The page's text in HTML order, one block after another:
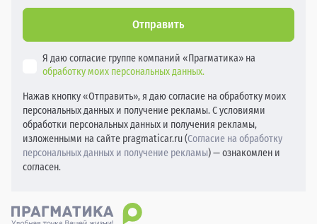
Отправить
Я даю согласие группе компаний «Прагматика» на
обработку моих персональных данных.
Нажав кнопку «Отправить», я даю согласие на обработку моих
персональных данных и получение рекламы. С условиями
обработки персональных данных и получения рекламы,
изложенными на сайте pragmaticar.ru (Согласие на обработку
персональных данных и получение рекламы) — ознакомлен и
согласен.